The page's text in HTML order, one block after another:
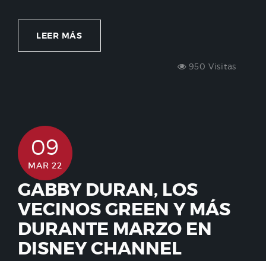
LEER MÁS
950 Visitas
09
MAR 22
GABBY DURAN, LOS
VECINOS GREEN Y MÁS
DURANTE MARZO EN
DISNEY CHANNEL